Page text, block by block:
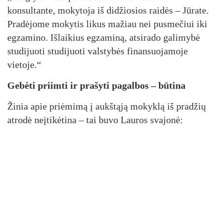
konsultante, mokytoja iš didžiosios raidės – Jūrate.
Pradėjome mokytis likus mažiau nei pusmečiui iki
egzamino. Išlaikius egzaminą, atsirado galimybė
studijuoti studijuoti valstybės finansuojamoje
vietoje.“
Gebėti priimti ir prašyti pagalbos – būtina
Žinia apie priėmimą į aukštąją mokyklą iš pradžių
atrodė neįtikėtina – tai buvo Lauros svajonė: